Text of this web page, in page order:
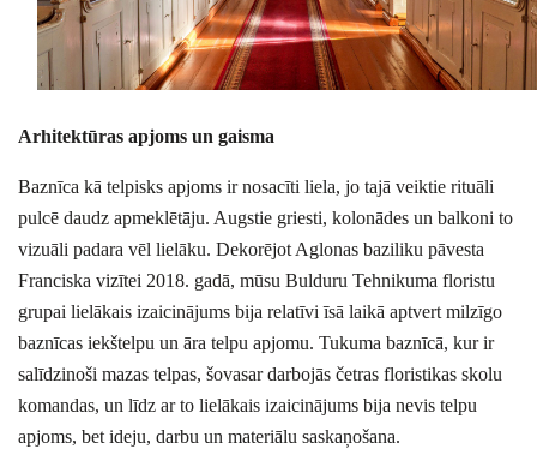
Arhitektūras apjoms un gaisma
Baznīca kā telpisks apjoms ir nosacīti liela, jo tajā veiktie rituāli
pulcē daudz apmeklētāju. Augstie griesti, kolonādes un balkoni to
vizuāli padara vēl lielāku. Dekorējot Aglonas baziliku pāvesta
Franciska vizītei 2018. gadā, mūsu Bulduru Tehnikuma floristu
grupai lielākais izaicinājums bija relatīvi īsā laikā aptvert milzīgo
baznīcas iekštelpu un āra telpu apjomu. Tukuma baznīcā, kur ir
salīdzinoši mazas telpas, šovasar darbojās četras floristikas skolu
komandas, un līdz ar to lielākais izaicinājums bija nevis telpu
apjoms, bet ideju, darbu un materiālu saskaņošana.